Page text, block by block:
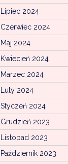
Lipiec 2024
Czerwiec 2024
Maj 2024
Kwiecień 2024
Marzec 2024
Luty 2024
Styczeń 2024
Grudzień 2023
Listopad 2023
Październik 2023